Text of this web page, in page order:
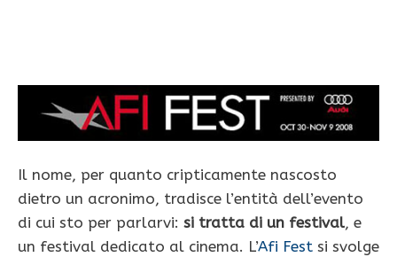
Il nome, per quanto cripticamente nascosto
dietro un acronimo, tradisce l’entità dell’evento
di cui sto per parlarvi: si tratta di un festival, e
un festival dedicato al cinema. L’Afi Fest si svolge